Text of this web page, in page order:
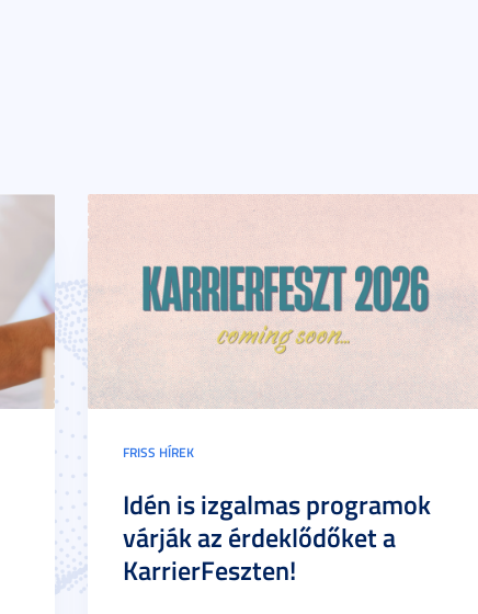
FRISS HÍREK
Idén is izgalmas programok
várják az érdeklődőket a
KarrierFeszten!